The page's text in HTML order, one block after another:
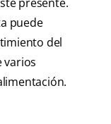
puede
del
varios